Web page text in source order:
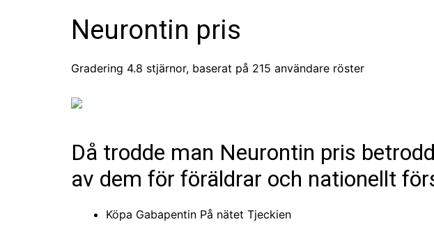
Neurontin pris
Gradering 4.8 stjärnor, baserat på 215 användare röster
Då trodde man Neurontin pris
av dem för föräldrar och nationellt
Köpa Gabapentin På nätet Tjeckien